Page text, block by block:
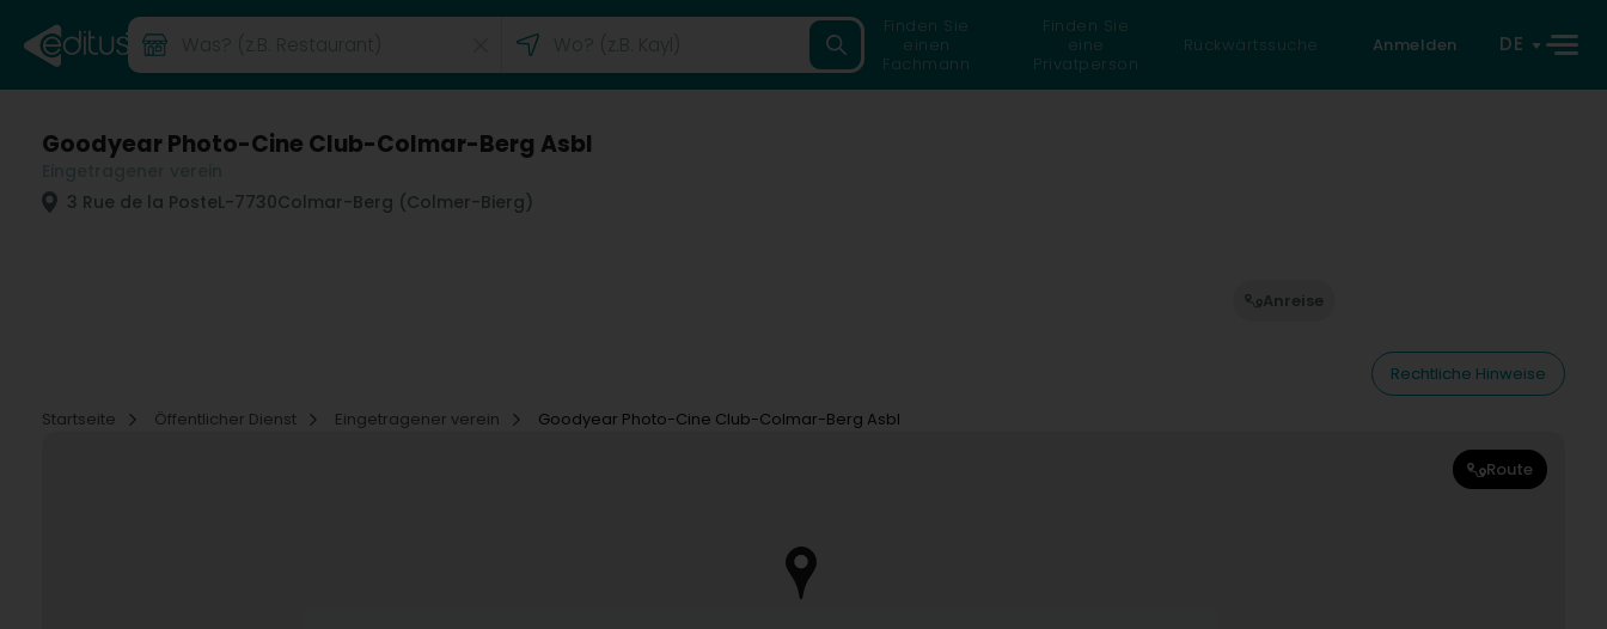
Finden Sie
einen
Fachmann
Finden Sie
eine
Privatperson
Rückwärtssuche Anmelden DE
Goodyear Photo-Cine Club-Colmar-Berg Asbl
3 Rue de la PosteL-7730Colmar-Berg (Colmer-Bierg)
Anreise
Rechtliche Hinweise
Startseite
Öffentlicher Dienst Eingetragener verein Goodyear Photo-Cine Club-Colmar-Berg Asbl
Route